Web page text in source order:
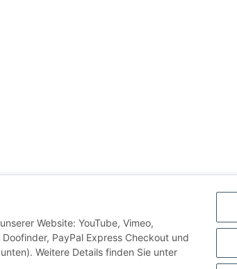
Website: YouTube, Vimeo,
PayPal Express Checkout und
Weitere Details finden Sie unter
Zahlung & Versand
Zahlungsmöglichkeiten